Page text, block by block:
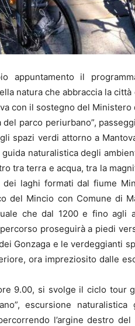
appuntamento il
natura che abbraccia la città
con il sostegno del Ministero
parco periurbano”,
spazi verdi attorno a
naturalistica degli
tra terra e acqua, tra la
dei laghi formati dal fiume
del Mincio con Comune di
che dal 1200 e fino agli
proseguirà a piedi
Gonzaga e le verdeggianti
ora impreziosito dalle
9.00, si svolge il ciclo tour
escursione
l’argine destro